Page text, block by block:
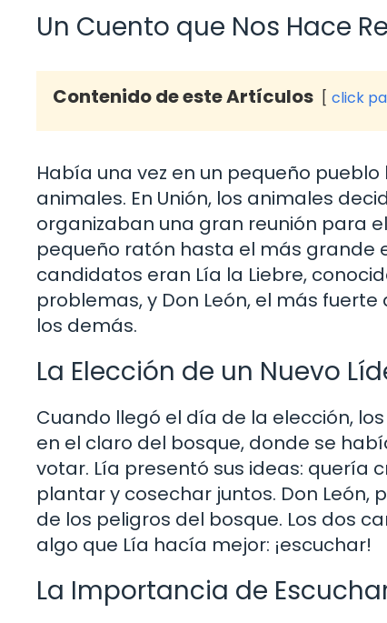
Un Cuento que Nos Hace
Contenido de este Artículos click
Había una vez en un pequeño
animales. En Unión, los animales
organizaban una gran reunión para
pequeño ratón hasta el más grande
candidatos eran Lía la Liebre,
problemas, y Don León, el más
los demás.
La Elección de un Nuevo
Cuando llegó el día de la elección,
en el claro del bosque, donde se
votar. Lía presentó sus ideas: quería
plantar y cosechar juntos. Don
de los peligros del bosque. Los dos
algo que Lía hacía mejor: ¡escuchar!
La Importancia de